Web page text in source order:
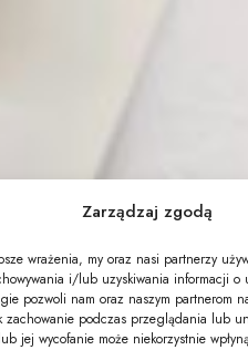
Zarządzaj zgodą
wrażenia, my oraz nasi partnerzy
i/lub uzyskiwania informacji
pozwoli nam oraz naszym partnerom
zachowanie podczas przeglądania lub
jej wycofanie może niekorzystnie